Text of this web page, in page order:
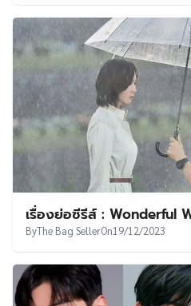
เรื่องย่อซีรีส์ : Wonderful
ByThe Bag SellerOn19/12/2023